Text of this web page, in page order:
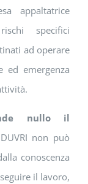
appaltatrice
specifici
ad operare
ed emergenza
nullo il
non può
conoscenza
il lavoro,